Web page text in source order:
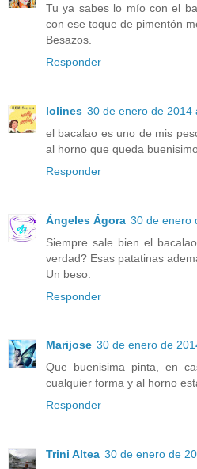
Tu ya sabes lo mío con el
con ese toque de pimentón
Besazos.
Responder
lolines 30 de enero de 2014
el bacalao es uno de mis
al horno que queda
Responder
Ángeles Ágora 30 de enero
Siempre sale bien el
verdad? Esas patatinas
Un beso.
Responder
Marijose 30 de enero de
Que buenisima pinta, en
cualquier forma y al horno
Responder
Trini Altea 30 de enero de